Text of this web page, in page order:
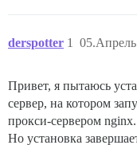
derspotter 1
Привет, я пытаюсь
сервер, на котором
прокси-сервером nginx.
Но установка